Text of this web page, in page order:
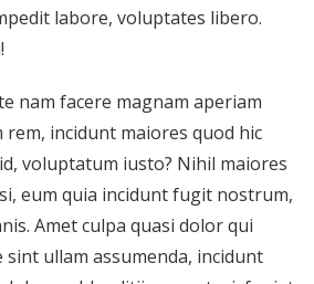
labore, voluptates libero.
nam facere magnam aperiam
rem, incidunt maiores quod hic
voluptatum iusto? Nihil maiores
eum quia incidunt fugit nostrum,
Amet culpa quasi dolor qui
ullam assumenda, incidunt